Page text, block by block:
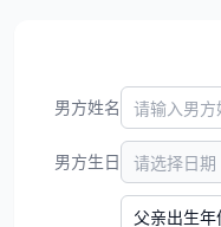
男方姓名
男方生日